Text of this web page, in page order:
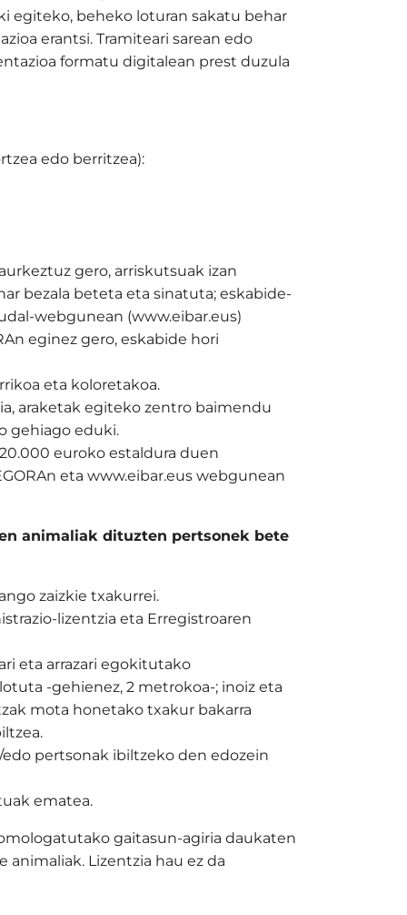
egiteko, beheko loturan sakatu behar
erantsi. Tramiteari sarean edo
formatu digitalean prest duzula
edo berritzea):
gero, arriskutsuak izan
bezala beteta eta sinatuta; eskabide-
webgunean (www.eibar.eus)
eginez gero, eskabide hori
eta koloretakoa.
araketak egiteko zentro baimendu
gehiago eduki.
euroko estaldura duen
eta www.eibar.eus webgunean
animaliak dituzten pertsonek bete
zaizkie txakurrei.
lizentzia eta Erregistroaren
eta arrazari egokitutako
-gehienez, 2 metrokoa-; inoiz eta
mota honetako txakur bakarra
pertsonak ibiltzeko den edozein
ematea.
gaitasun-agiria daukaten
Lizentzia hau ez da